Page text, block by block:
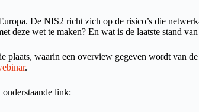
De NIS2 richt zich op de risico’s die
wet te maken? En wat is de laatste stand
plaats, waarin een overview gegeven wordt van
.
link: